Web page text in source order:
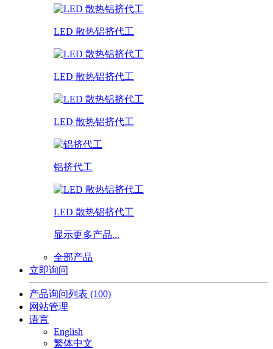
LED 散热铝挤代工
LED 散热铝挤代工
LED 散热铝挤代工
铝挤代工
LED 散热铝挤代工
显示更多产品...
全部产品
立即询问
产品询问列表 (100)
网站管理
语言
English
繁体中文